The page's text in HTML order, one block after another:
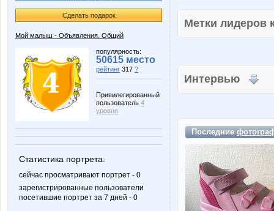
Сделать подарок
Мой малыш - Объявления. Общий
популярность:
50615 место
рейтинг 317 ?
Привилегированный
пользователь 4
уровня
Статистика портрета:
сейчас просматривают портрет - 0
зарегистрированные пользователи
посетившие портрет за 7 дней - 0
Метки
Интервью
Последние